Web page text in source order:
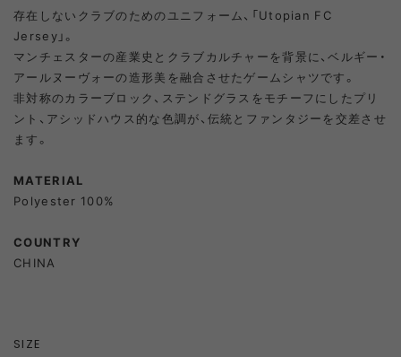
ADD TO CART
XL ADD TO CART
存在しないクラブのためのユニフォーム、「Utopian FC
Jersey」。
マンチェスターの産業史とクラブカルチャーを背景に、ベルギー・
アールヌーヴォーの造形美を融合させたゲームシャツです。
非対称のカラーブロック、ステンドグラスをモチーフにしたプリ
ント、アシッドハウス的な色調が、伝統とファンタジーを交差させ
ます。
MATERIAL
Polyester 100%
COUNTRY
CHINA
SIZE